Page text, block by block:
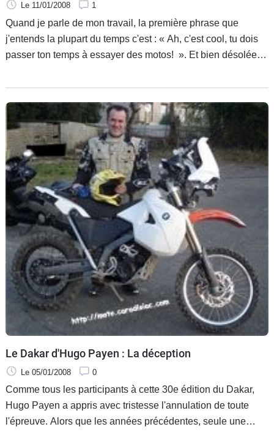
Le 11/01/2008 1
Quand je parle de mon travail, la première phrase que
j'entends la plupart du temps c'est : « Ah, c'est cool, tu dois
passer ton temps à essayer des motos! ». Et bien désolée
journaliste moto, mais non.
Le Dakar d'Hugo Payen : La déception
Le 05/01/2008 0
Comme tous les participants à cette 30e édition du Dakar,
Hugo Payen a appris avec tristesse l'annulation de toute
l'épreuve. Alors que les années précédentes, seule une